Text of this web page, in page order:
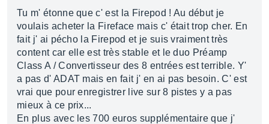
Tu m' étonne que c' est la Firepod ! Au début je
voulais acheter la Fireface mais c' était trop cher. En
fait j' ai pécho la Firepod et je suis vraiment très
content car elle est très stable et le duo Préamp
Class A / Convertisseur des 8 entrées est terrible. Y'
a pas d' ADAT mais en fait j' en ai pas besoin. C' est
vrai que pour enregistrer live sur 8 pistes y a pas
mieux à ce prix...
En plus avec les 700 euros supplémentaire que j'